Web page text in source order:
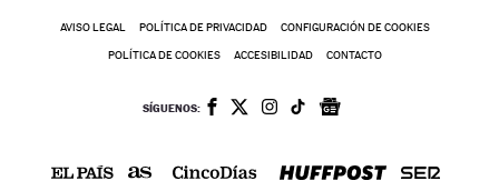
AVISO LEGAL POLÍTICA DE PRIVACIDAD CONFIGURACIÓN DE COOKIES
POLÍTICA DE COOKIES ACCESIBILIDAD CONTACTO
SÍGUENOS: